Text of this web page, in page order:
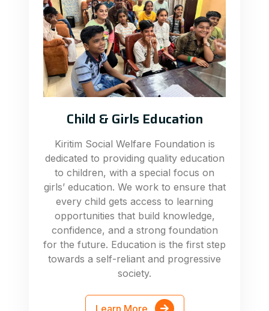
Child & Girls Education
Kiritim Social Welfare Foundation is
dedicated to providing quality education
to children, with a special focus on
girls’ education. We work to ensure that
every child gets access to learning
opportunities that build knowledge,
confidence, and a strong foundation
for the future. Education is the first step
towards a self-reliant and progressive
society.
Learn More